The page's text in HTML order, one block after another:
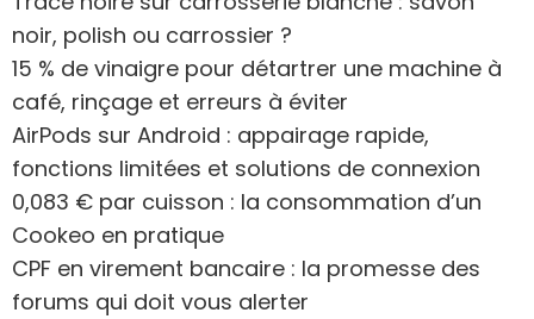
noir, polish ou carrossier ?
15 % de vinaigre pour détartrer une machine à
café, rinçage et erreurs à éviter
AirPods sur Android : appairage rapide,
fonctions limitées et solutions de connexion
0,083 € par cuisson : la consommation d’un
Cookeo en pratique
CPF en virement bancaire : la promesse des
forums qui doit vous alerter